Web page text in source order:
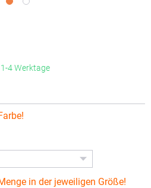
4 Werktage
in der jeweiligen Größe!